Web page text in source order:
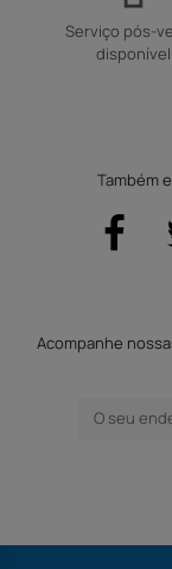
Serviço pós-
disponível
Também
Acompanhe